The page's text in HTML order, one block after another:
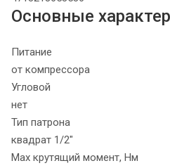
Основные
Питание
от компрессора
Угловой
нет
Тип патрона
квадрат 1/2"
Max крутящий момент, Нм